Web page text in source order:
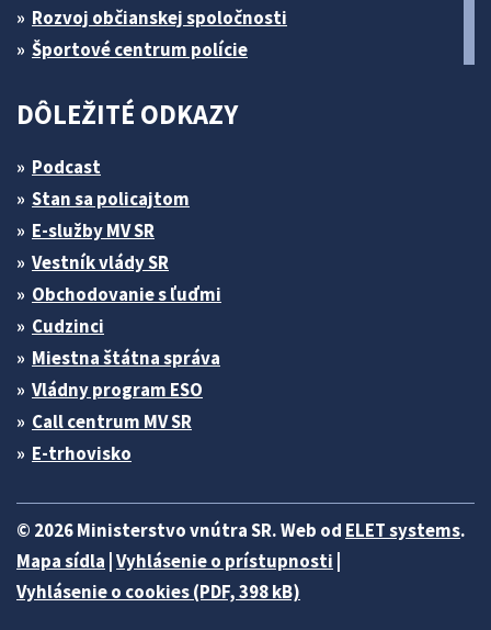
Rozvoj občianskej spoločnosti
Športové centrum polície
DÔLEŽITÉ ODKAZY
Podcast
Stan sa policajtom
E-služby MV SR
Vestník vlády SR
Obchodovanie s ľuďmi
Cudzinci
Miestna štátna správa
Vládny program ESO
Call centrum MV SR
E-trhovisko
© 2026 Ministerstvo vnútra SR. Web od ELET systems.
Mapa sídla Vyhlásenie o prístupnosti
Vyhlásenie o cookies (PDF, 398 kB)